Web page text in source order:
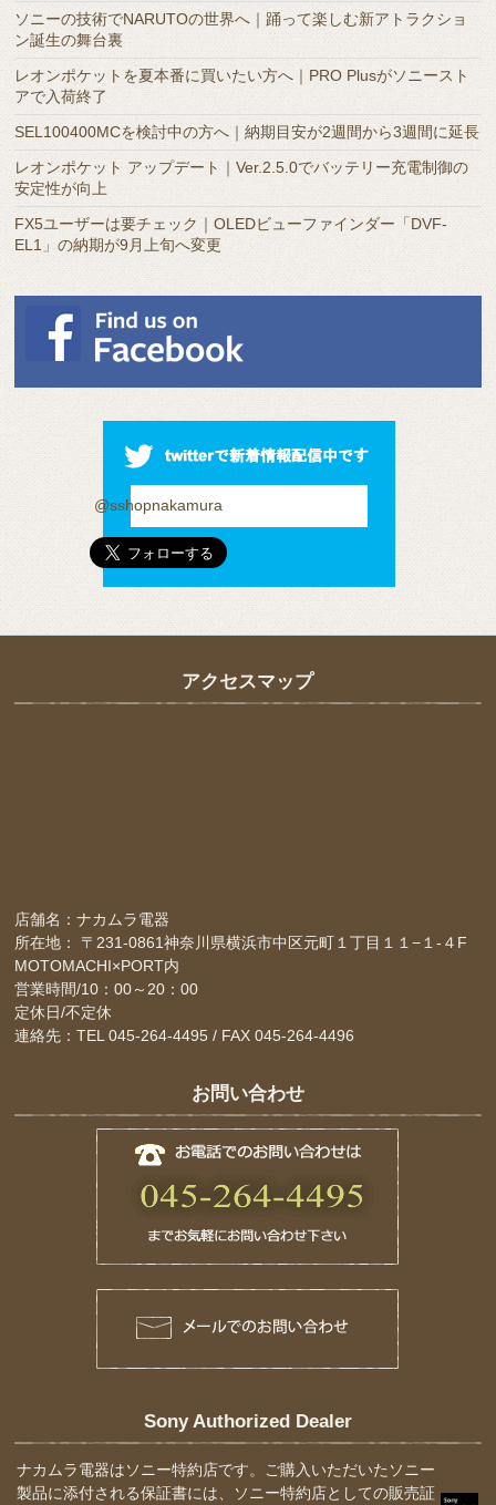
イ
ブ
ソニーの技術でNARUTOの世界へ｜踊って楽しむ新アトラクショ
ン誕生の舞台裏
レオンポケットを夏本番に買いたい方へ｜PRO Plusがソニースト
アで入荷終了
SEL100400MCを検討中の方へ｜納期目安が2週間から3週間に延長
レオンポケット アップデート｜Ver.2.5.0でバッテリー充電制御の
安定性が向上
FX5ユーザーは要チェック｜OLEDビューファインダー「DVF-
EL1」の納期が9月上旬へ変更
@sshopnakamura
アクセスマップ
店舗名：ナカムラ電器
所在地： 〒231-0861神奈川県横浜市中区元町１丁目１１−１-４F
MOTOMACHI×PORT内
営業時間/10：00～20：00
定休日/不定休
連絡先：TEL 045-264-4495 / FAX 045-264-4496
お問い合わせ
Sony Authorized Dealer
ナカムラ電器はソニー特約店です。ご購入いただいたソニー
製品に添付される保証書には、ソニー特約店としての販売証